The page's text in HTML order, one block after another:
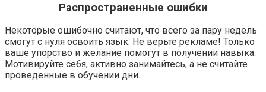
Распространенные ошибки
Некоторые ошибочно считают, что всего за пару недель
смогут с нуля освоить язык. Не верьте рекламе! Только
ваше упорство и желание помогут в получении навыка.
Мотивируйте себя, активно занимайтесь, а не считайте
проведенные в обучении дни.